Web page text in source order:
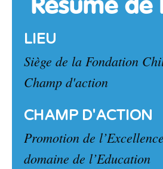
LIEU
Siège de la Fondation
Champ d'action
CHAMP D'ACTION
Promotion de
domaine de l’Education